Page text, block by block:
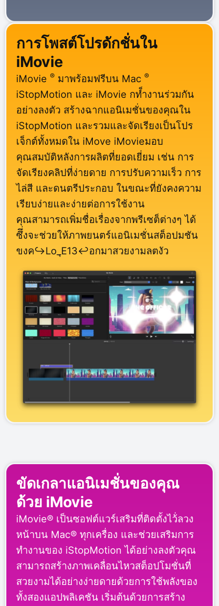
การโพสต์โปรดักชั่นใน
iMovie
iMovie ® มาพร้อมฟรีบน Mac ®
iStopMotion และ iMovie กท็ำงานร่วมกัน
อย่างลงตัว สร้างฉากแอนิเมชั่นของคุณใน
iStopMotion และรวมและจัดเรียงเป็นโปร
เจ็กต์ทั้งหมดใน iMove iMovieมอบ
คุณสมบัติหลังการผลิตที่ยอดเยี่ยม เช่น การ
จัดเรียงคลิปที่ง่ายดาย การปรับความเร็ว การ
ไล่สี และดนตรีประกอบ ในขณะที่ยังคงความ
เรียบง่ายและง่ายต่อการใช้งาน
คุณสามารถเพิ่มชื่อเรื่องจากพรีเซต็ต่างๆ ได้
ซึึ่งจะช่วยให้ภาพยนตร์แอนิเมชั่นสต็อปมชัน
ขงค↪Lo_ุE13↩อกมาสวยงามลตงัว
ขัดเกลาแอนิเมชั่นของคุณ
ด้วย iMovie
iMovie® เป็นซอฟต์แวร์เสริมที่ติดตั้งไว้่ลวง
หน้าบน Mac® ทุกเครื่อง และช่วยเสริมการ
ทำงานของ iStopMotion ได้อย่างลงตัวคุณ
สามารถสร้างภาพเคลื่อนไหวสต็อปโมชั่นที่
สวยงามได้อย่างง่ายดายด้วยการใช้พลังของ
ทั้งสองแอปพลิเคชัน เริ่มต้นด้วยการสร้าง